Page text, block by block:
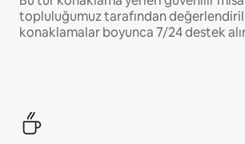
topluluğumuz tarafından
konaklamalar boyunca 7/24 destek